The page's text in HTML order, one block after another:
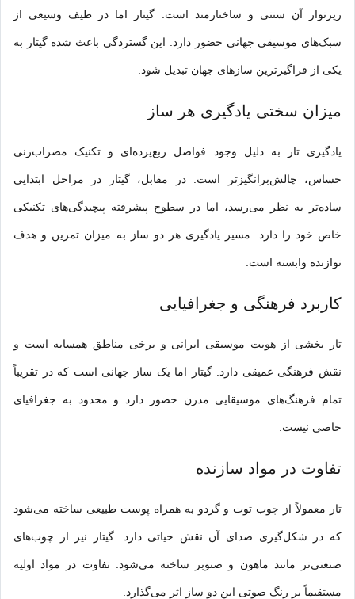
رپرتوار آن سنتی و ساختارمند است. گیتار اما در طیف وسیعی از
سبک‌های موسیقی جهانی حضور دارد. این گستردگی باعث شده گیتار به
یکی از فراگیرترین سازهای جهان تبدیل شود.
میزان سختی یادگیری هر ساز
یادگیری تار به دلیل وجود فواصل ربع‌پرده‌ای و تکنیک مضراب‌زنی
حساس، چالش‌برانگیزتر است. در مقابل، گیتار در مراحل ابتدایی
ساده‌تر به نظر می‌رسد، اما در سطوح پیشرفته پیچیدگی‌های تکنیکی
خاص خود را دارد. مسیر یادگیری هر دو ساز به میزان تمرین و هدف
نوازنده وابسته است.
کاربرد فرهنگی و جغرافیایی
تار بخشی از هویت موسیقی ایرانی و برخی مناطق همسایه است و
نقش فرهنگی عمیقی دارد. گیتار اما یک ساز جهانی است که در تقریباً
تمام فرهنگ‌های موسیقایی مدرن حضور دارد و محدود به جغرافیای
خاصی نیست.
تفاوت در مواد سازنده
تار معمولاً از چوب توت و گردو به همراه پوست طبیعی ساخته می‌شود
که در شکل‌گیری صدای آن نقش حیاتی دارد. گیتار نیز از چوب‌های
صنعتی‌تر مانند ماهون و صنوبر ساخته می‌شود. تفاوت در مواد اولیه
مستقیماً بر رنگ صوتی این دو ساز اثر می‌گذارد.